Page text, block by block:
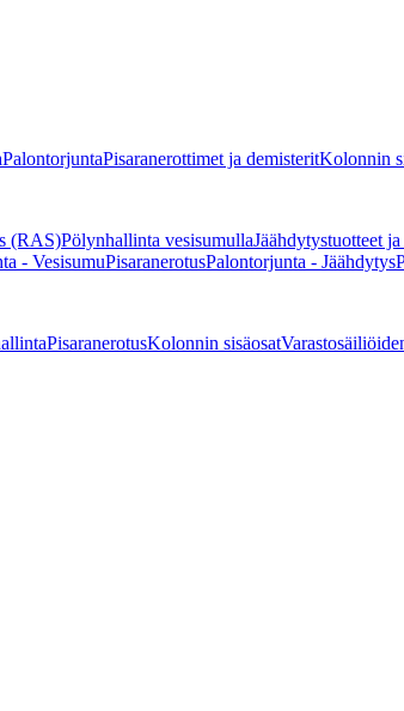
PalontorjuntaPisaranerottimet ja demisteritKolonnin
(RAS)Pölynhallinta vesisumullaJäähdytystuotteet
- VesisumuPisaranerotusPalontorjunta - Jäähdytys
PisaranerotusKolonnin sisäosat